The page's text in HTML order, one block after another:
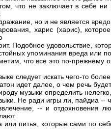
что не заключает в себе ни
но и не является
харис (харис),
Подобное удовольствие,
упоминания вреда или
что все это по-прежнему
следует искать чего-то
идет далее, о чем речь
музыки определить
Не ради игры ли, пайдиа --
-- и отдохновения
или питья, которые сами по